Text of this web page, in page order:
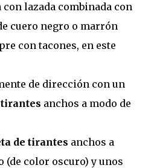
lazada combinada con
cuero negro o marrón
con tacones, en este
de dirección con un
anchos a modo de
de tirantes anchos a
(de color oscuro) y unos